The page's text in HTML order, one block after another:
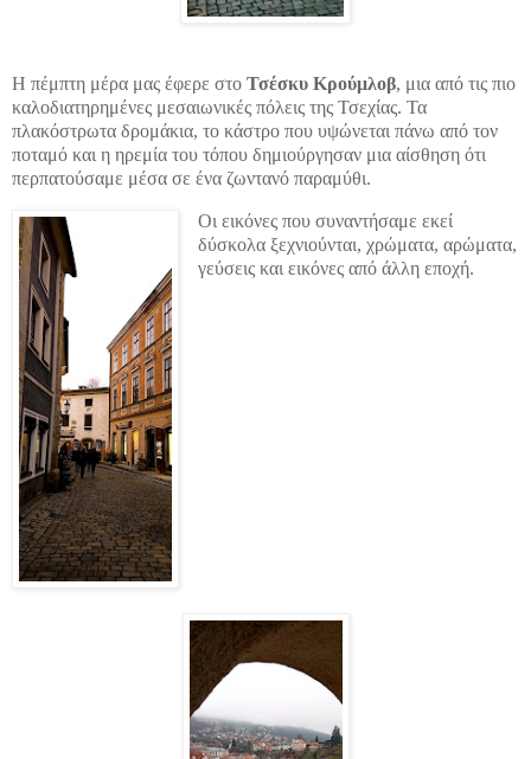
Η πέμπτη μέρα μας έφερε στο Τσέσκυ Κρούμλοβ, μια από τις πιο
καλοδιατηρημένες μεσαιωνικές πόλεις της Τσεχίας. Τα
πλακόστρωτα δρομάκια, το κάστρο που υψώνεται πάνω από τον
ποταμό και η ηρεμία του τόπου δημιούργησαν μια αίσθηση ότι
περπατούσαμε μέσα σε ένα ζωντανό παραμύθι.
Οι εικόνες που συναντήσαμε εκεί
δύσκολα ξεχνιούνται, χρώματα, αρώματα,
γεύσεις και εικόνες από άλλη εποχή.